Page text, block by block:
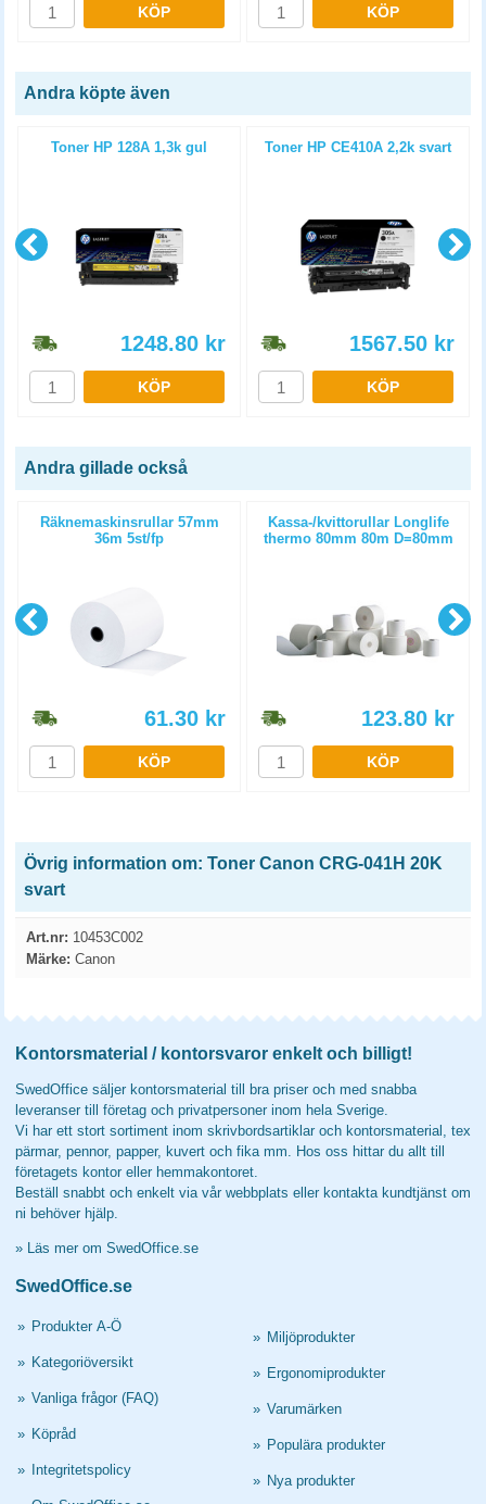
KÖP KÖP
Andra köpte även
Toner HP 128A 1,3k gul
1248.80 kr
KÖP
Toner HP CE410A 2,2k svart
1567.50 kr
KÖP
Andra gillade också
Räknemaskinsrullar 57mm
36m 5st/fp
61.30 kr
KÖP
Kassa-/kvittorullar Longlife
thermo 80mm 80m D=80mm
123.80 kr
KÖP
Övrig information om: Toner Canon CRG-041H 20K
svart
Art.nr: 10453C002
Märke: Canon
Kontorsmaterial / kontorsvaror enkelt och billigt!
SwedOffice säljer kontorsmaterial till bra priser och med snabba
leveranser till företag och privatpersoner inom hela Sverige.
Vi har ett stort sortiment inom skrivbordsartiklar och kontorsmaterial, tex
pärmar, pennor, papper, kuvert och fika mm. Hos oss hittar du allt till
företagets kontor eller hemmakontoret.
Beställ snabbt och enkelt via vår webbplats eller kontakta kundtjänst om
ni behöver hjälp.
» Läs mer om SwedOffice.se
SwedOffice.se
» Produkter A-Ö
» Kategoriöversikt
» Vanliga frågor (FAQ)
» Köpråd
» Integritetspolicy
» Miljöprodukter
» Ergonomiprodukter
» Varumärken
» Populära produkter
» Nya produkter